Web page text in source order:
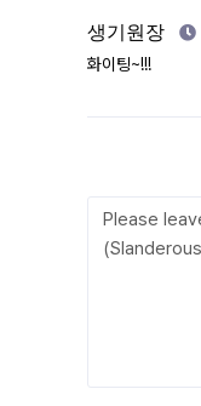
생기원장
화이팅~!!!